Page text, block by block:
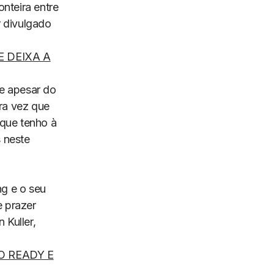
entre
divulgado
DEIXA A
apesar do
vez que
tenho à
neste
e o seu
prazer
Kuller,
READY E